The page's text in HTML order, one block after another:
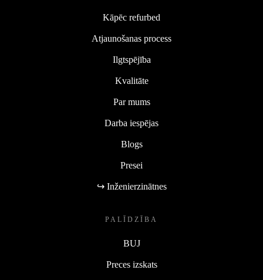
Kāpēc refurbed
Atjaunošanas process
Ilgtspējība
Kvalitāte
Par mums
Darba iespējas
Blogs
Presei
↪ Inženierzinātnes
PALĪDZĪBA
BUJ
Preces izskats